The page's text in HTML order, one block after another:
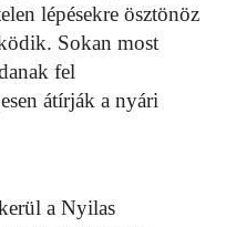
lépésekre ösztönöz
Sokan most
fel
átírják a nyári
a Nyilas